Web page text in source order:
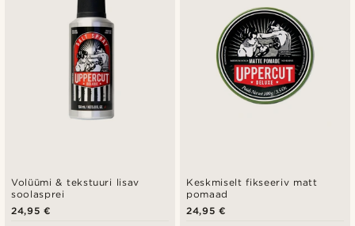
Kõrgeim hind
Volüümi & tekstuuri lisav
soolasprei
24,95 €
Keskmiselt fikseeriv matt
pomaad
24,95 €